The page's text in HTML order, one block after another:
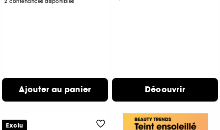
Ajouter au panier Découvrir
Exclu